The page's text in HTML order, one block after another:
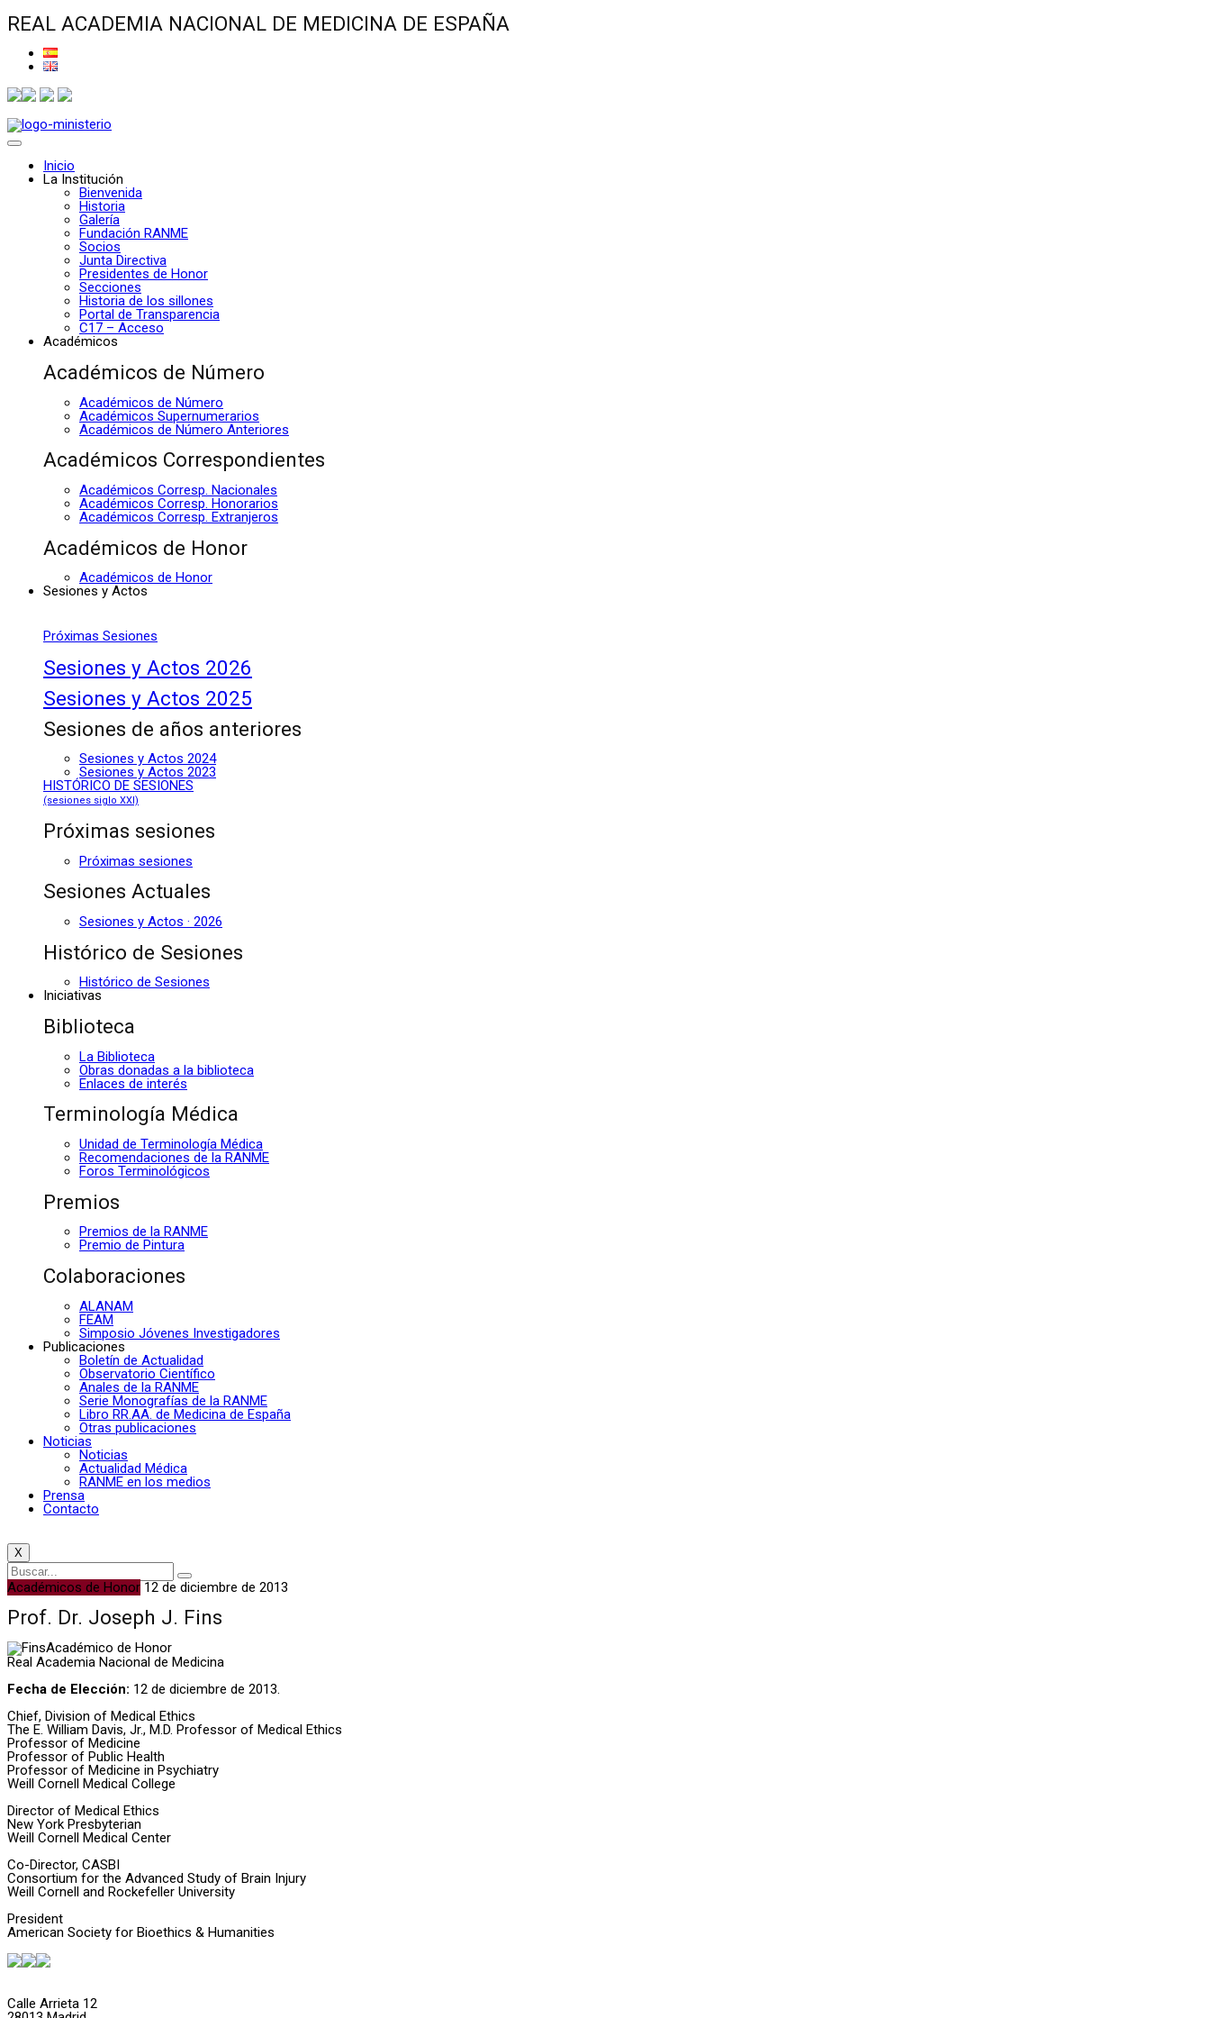
REAL ACADEMIA NACIONAL DE MEDICINA DE ESPAÑA
Inicio
La Institución
Bienvenida
Historia
Galería
Fundación RANME
Socios
Junta Directiva
Presidentes de Honor
Secciones
Historia de los sillones
Portal de Transparencia
C17 – Acceso
Académicos
Académicos de Número
Académicos de Número
Académicos Supernumerarios
Académicos de Número Anteriores
Académicos Correspondientes
Académicos Corresp. Nacionales
Académicos Corresp. Honorarios
Académicos Corresp. Extranjeros
Académicos de Honor
Académicos de Honor
Sesiones y Actos
Próximas Sesiones
Sesiones y Actos 2026
Sesiones y Actos 2025
Sesiones de años anteriores
Sesiones y Actos 2024
Sesiones y Actos 2023
HISTÓRICO DE SESIONES
(sesiones siglo XXI)
Próximas sesiones
Próximas sesiones
Sesiones Actuales
Sesiones y Actos · 2026
Histórico de Sesiones
Histórico de Sesiones
Iniciativas
Biblioteca
La Biblioteca
Obras donadas a la biblioteca
Enlaces de interés
Terminología Médica
Unidad de Terminología Médica
Recomendaciones de la RANME
Foros Terminológicos
Premios
Premios de la RANME
Premio de Pintura
Colaboraciones
ALANAM
FEAM
Simposio Jóvenes Investigadores
Publicaciones
Boletín de Actualidad
Observatorio Científico
Anales de la RANME
Serie Monografías de la RANME
Libro RR.AA. de Medicina de España
Otras publicaciones
Noticias
Noticias
Actualidad Médica
RANME en los medios
Prensa
Contacto
X
Académicos de Honor 12 de diciembre de 2013
Prof. Dr. Joseph J. Fins
Académico de Honor
Real Academia Nacional de Medicina
Fecha de Elección: 12 de diciembre de 2013.
Chief, Division of Medical Ethics
The E. William Davis, Jr., M.D. Professor of Medical Ethics
Professor of Medicine
Professor of Public Health
Professor of Medicine in Psychiatry
Weill Cornell Medical College
Director of Medical Ethics
New York Presbyterian
Weill Cornell Medical Center
Co-Director, CASBI
Consortium for the Advanced Study of Brain Injury
Weill Cornell and Rockefeller University
President
American Society for Bioethics & Humanities
Calle Arrieta 12